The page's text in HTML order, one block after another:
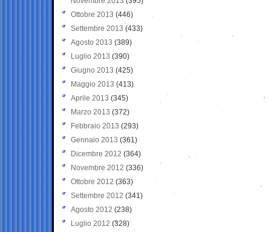
Ottobre 2013 (446)
Settembre 2013 (433)
Agosto 2013 (389)
Luglio 2013 (390)
Giugno 2013 (425)
Maggio 2013 (413)
Aprile 2013 (345)
Marzo 2013 (372)
Febbraio 2013 (293)
Gennaio 2013 (361)
Dicembre 2012 (364)
Novembre 2012 (336)
Ottobre 2012 (363)
Settembre 2012 (341)
Agosto 2012 (238)
Luglio 2012 (328)